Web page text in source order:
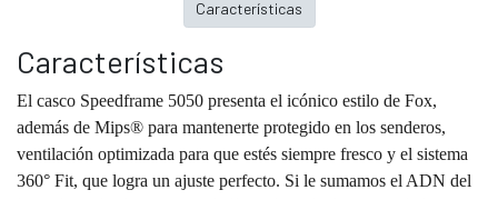
Características
El casco Speedframe 5050 presenta el icónico estilo de Fox,
además de Mips® para mantenerte protegido en los senderos,
ventilación optimizada para que estés siempre fresco y el sistema
360° Fit, que logra un ajuste perfecto. Si le sumamos el ADN del
Características